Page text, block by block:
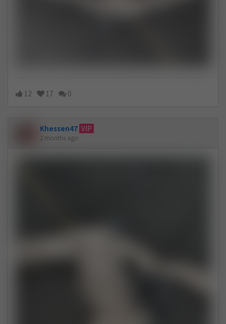
12 17 0
Khessen47 VIP
2 months ago